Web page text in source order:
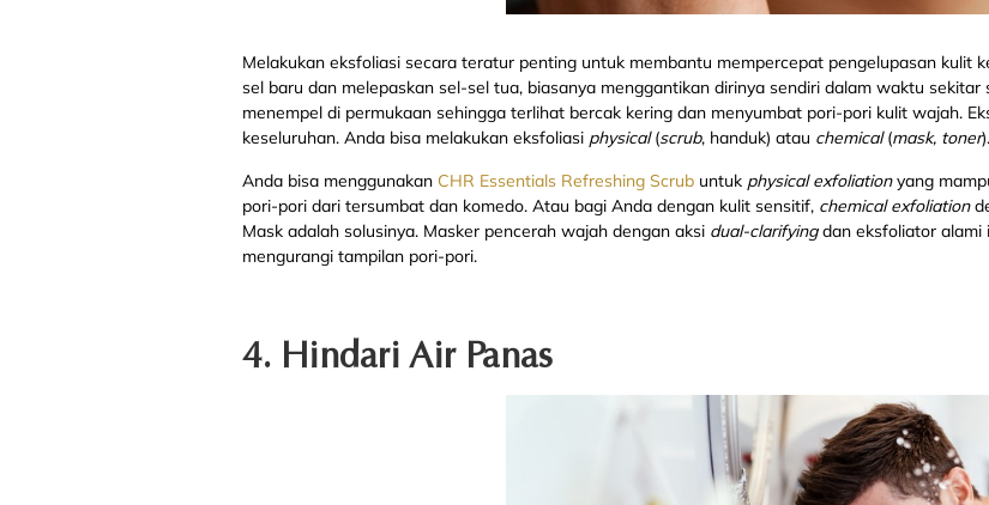
Melakukan eksfoliasi secara teratur penting untuk membantu mempercepat pengelupasan kulit
sel baru dan melepaskan sel-sel tua, biasanya menggantikan dirinya sendiri dalam waktu
menempel di permukaan sehingga terlihat bercak kering dan menyumbat pori-pori kulit wajah.
keseluruhan. Anda bisa melakukan eksfoliasi physical(scrub, handuk) atau chemical(mask, toner).
Anda bisa menggunakan CHR Essentials Refreshing Scrub untuk physical exfoliationyang
pori-pori dari tersumbat dan komedo. Atau bagi Anda dengan kulit sensitif, chemical exfoliation
Mask adalah solusinya. Masker pencerah wajah dengan aksi dual-clarifyingdan eksfoliator alami
mengurangi tampilan pori-pori.
4. Hindari Air Panas